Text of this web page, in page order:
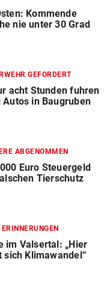
Kommende
nie unter 30 Grad
GEFORDERT
acht Stunden fuhren
Autos in Baugruben
ABGENOMMEN
Euro Steuergeld
Tierschutz
ERINNERUNGEN
im Valsertal: „Hier
sich Klimawandel“